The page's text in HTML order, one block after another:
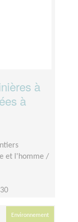
à
à
et l'homme /
Environnement